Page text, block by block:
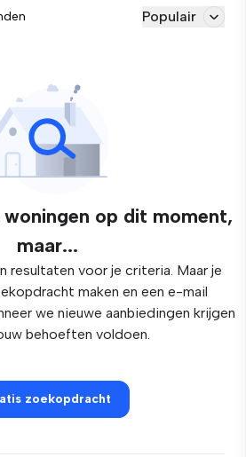
Populair
woningen op dit moment,
maar...
resultaten voor je criteria. Maar je
maken en een e-mail
we nieuwe aanbiedingen krijgen
behoeften voldoen.
zoekopdracht